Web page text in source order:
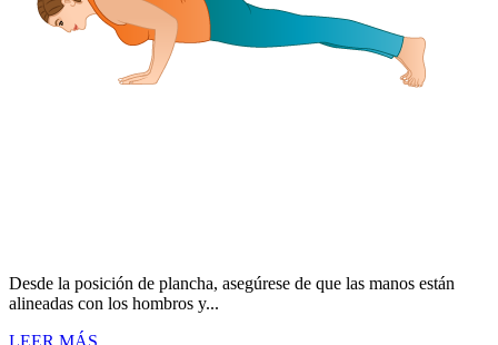
Desde la posición de plancha, asegúrese de que las manos están
alineadas con los hombros y...
LEER MÁS